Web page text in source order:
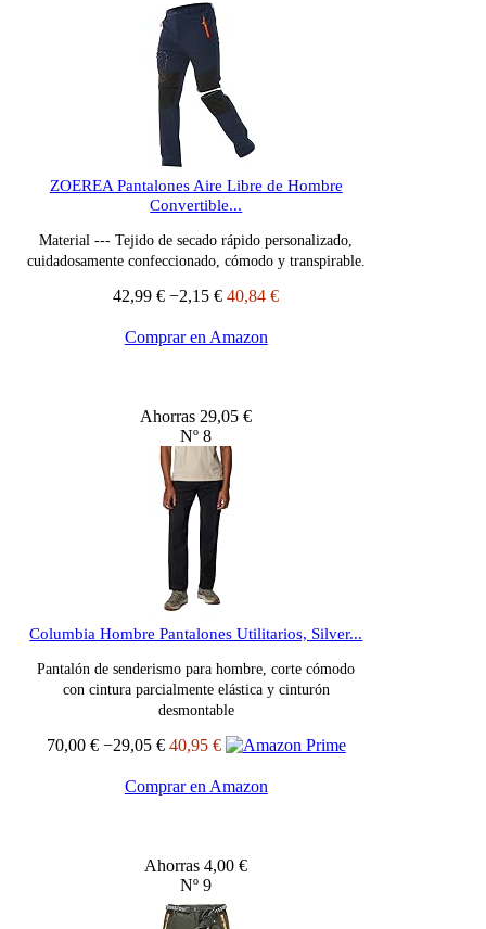
ZOEREA Pantalones Aire Libre de Hombre
Convertible...
Material --- Tejido de secado rápido personalizado,
cuidadosamente confeccionado, cómodo y transpirable.
42,99 € −2,15 € 40,84 €
Comprar en Amazon
Ahorras 29,05 €
Nº 8
Columbia Hombre Pantalones Utilitarios, Silver...
Pantalón de senderismo para hombre, corte cómodo
con cintura parcialmente elástica y cinturón
desmontable
70,00 € −29,05 € 40,95 €
Comprar en Amazon
Ahorras 4,00 €
Nº 9